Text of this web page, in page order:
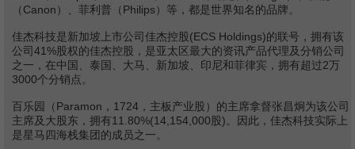
（Canon）、菲利普（Philips）等，都是世界知名的品牌。
佳杰科技是新加坡上市公司佳杰控股(ECS Holdings)的联号，拥有该
公司41%股权的佳杰控股，是亚太区最大的资讯产品代理及分销公司
之一，在中国、泰国、大马、新加坡、印尼和菲律宾，拥有超过2万
3000个分销点。
百乐园（Paramon，1724，主板产业股）的主席拿督张昌炯为该公司
主席及大股东，拥有11.80%(14,154,000股)。因此，佳杰科技实际上
是星马四海栈集团的成员之一。